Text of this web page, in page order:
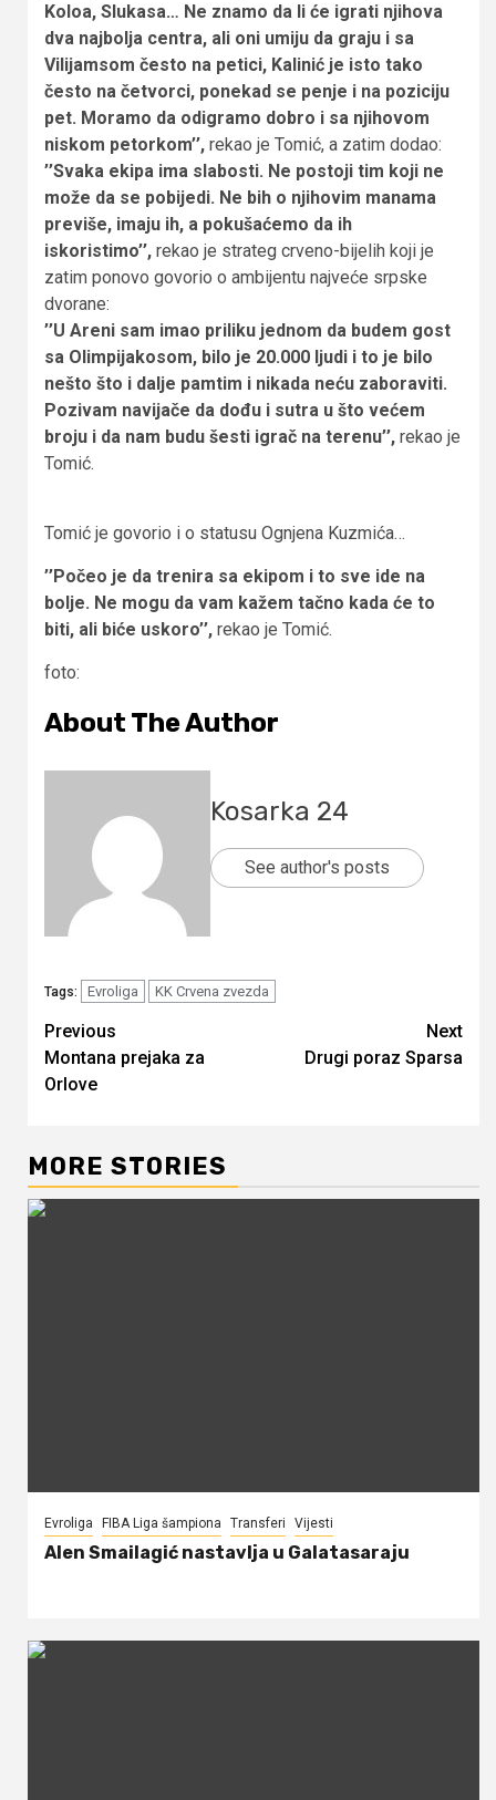
Koloa, Slukasa… Ne znamo da li će igrati njihova
dva najbolja centra, ali oni umiju da graju i sa
Vilijamsom često na petici, Kalinić je isto tako
često na četvorci, ponekad se penje i na poziciju
pet. Moramo da odigramo dobro i sa njihovom
niskom petorkom’’, rekao je Tomić, a zatim dodao:
’’Svaka ekipa ima slabosti. Ne postoji tim koji ne
može da se pobijedi. Ne bih o njihovim manama
previše, imaju ih, a pokušaćemo da ih
iskoristimo’’, rekao je strateg crveno-bijelih koji je
zatim ponovo govorio o ambijentu najveće srpske
dvorane:
’’U Areni sam imao priliku jednom da budem gost
sa Olimpijakosom, bilo je 20.000 ljudi i to je bilo
nešto što i dalje pamtim i nikada neću zaboraviti.
Pozivam navijače da dođu i sutra u što većem
broju i da nam budu šesti igrač na terenu’’, rekao je
Tomić.
Tomić je govorio i o statusu Ognjena Kuzmića…
’’Počeo je da trenira sa ekipom i to sve ide na
bolje. Ne mogu da vam kažem tačno kada će to
biti, ali biće uskoro’’, rekao je Tomić.
foto:
About The Author
Kosarka 24
See author's posts
Tags: Evroliga KK Crvena zvezda
Continue
Reading
Previous
Montana prejaka za
Orlove
Next
Drugi poraz Sparsa
MORE STORIES
Evroliga FIBA Liga šampiona Transferi Vijesti
Alen Smailagić nastavlja u Galatasaraju